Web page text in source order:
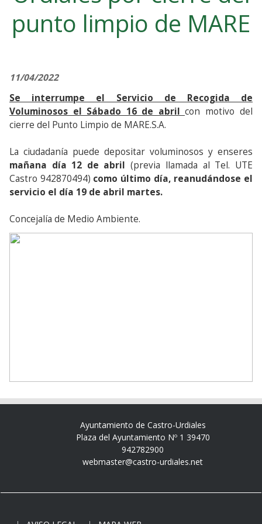
punto limpio de MARE
11/04/2022
Se interrumpe el Servicio de Recogida de
Voluminosos el Sábado 16 de abril con motivo del
cierre del Punto Limpio de MARE.S.A.
La ciudadanía puede depositar voluminosos y enseres
mañana día 12 de abril (previa llamada al Tel. UTE
Castro 942870494) como último día, reanudándose el
servicio el día 19 de abril martes.
Concejalía de Medio Ambiente.
Ayuntamiento de Castro-Urdiales
Plaza del Ayuntamiento Nº 1 39470
942782900
webmaster@castro-urdiales.net